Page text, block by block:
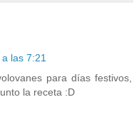
las 7:21
para días festivos,
la receta :D